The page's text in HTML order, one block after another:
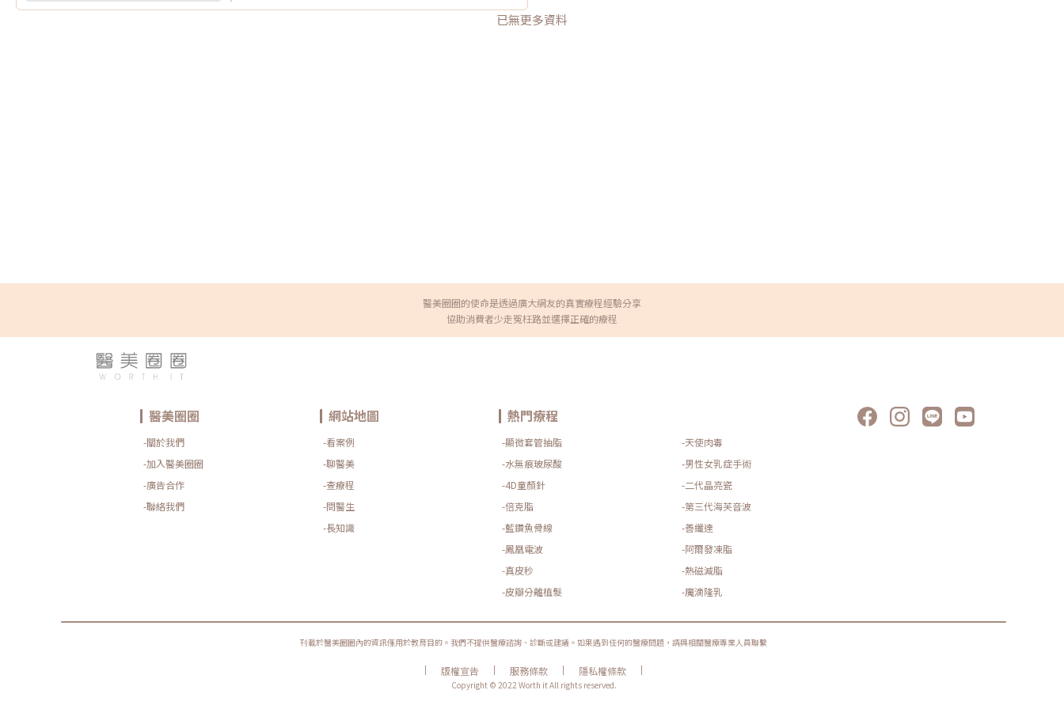
已無更多資料
醫美圈圈的使命是透過廣大網友的真實療程經驗分享
協助消費者少走冤枉路並選擇正確的療程
醫美圈圈
-關於我們
-加入醫美圈圈
-廣告合作
-聯絡我們
網站地圖
-看案例
-聊醫美
-查療程
-問醫生
-長知識
熱門療程
-顯微套管抽脂
-天使肉毒
-水無痕玻尿酸
-男性女乳症手術
-4D童顏針
-二代晶亮瓷
-倍克脂
-第三代海芙音波
-藍鑽魚骨線
-善纖達
-鳳凰電波
-阿爾發凍脂
-真皮秒
-熱磁減脂
-皮瓣分離植髮
-魔滴隆乳
刊載於醫美圈圈內的資訊僅用於教育目的。我們不提供醫療諮詢、診斷或建議。如果遇到任何的醫療問題，請與相關醫療專業人員聯繫
| 版權宣告 | 服務條款 | 隱私權條款
|
Copyright © 2022 Worth it All rights reserved.